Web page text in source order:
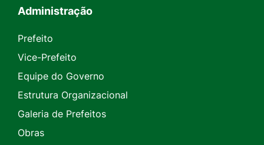
Administração
Prefeito
Vice-Prefeito
Equipe do Governo
Estrutura Organizacional
Galeria de Prefeitos
Obras